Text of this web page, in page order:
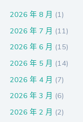
2026 年 8 月 (1)
2026 年 7 月 (11)
2026 年 6 月 (15)
2026 年 5 月 (14)
2026 年 4 月 (7)
2026 年 3 月 (6)
2026 年 2 月 (2)